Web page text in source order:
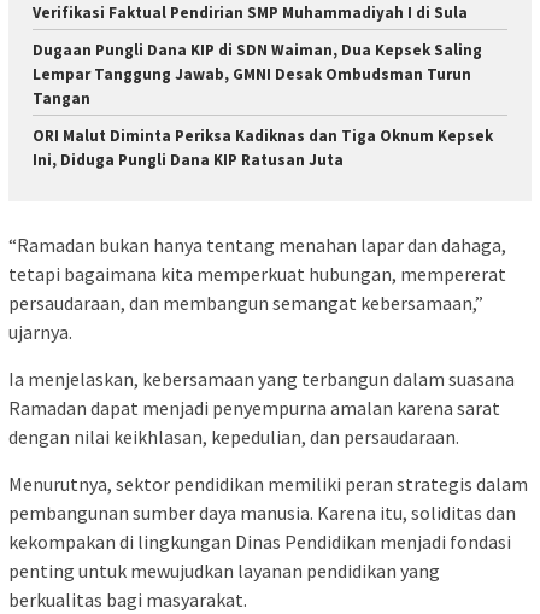
Verifikasi Faktual Pendirian SMP Muhammadiyah I di Sula
Dugaan Pungli Dana KIP di SDN Waiman, Dua Kepsek Saling
Lempar Tanggung Jawab, GMNI Desak Ombudsman Turun
Tangan
ORI Malut Diminta Periksa Kadiknas dan Tiga Oknum Kepsek
Ini, Diduga Pungli Dana KIP Ratusan Juta
“Ramadan bukan hanya tentang menahan lapar dan dahaga,
tetapi bagaimana kita memperkuat hubungan, mempererat
persaudaraan, dan membangun semangat kebersamaan,”
ujarnya.
Ia menjelaskan, kebersamaan yang terbangun dalam suasana
Ramadan dapat menjadi penyempurna amalan karena sarat
dengan nilai keikhlasan, kepedulian, dan persaudaraan.
Menurutnya, sektor pendidikan memiliki peran strategis dalam
pembangunan sumber daya manusia. Karena itu, soliditas dan
kekompakan di lingkungan Dinas Pendidikan menjadi fondasi
penting untuk mewujudkan layanan pendidikan yang
berkualitas bagi masyarakat.